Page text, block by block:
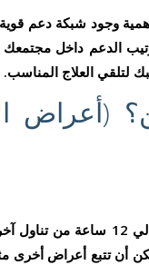
وجود شبكة دعم
الدعم داخل مجتمعك
لتلقي العلاج المناسب.
(أعراض
عادةً ما يكون أول يومين أثناء الانسحاب
أن تتبع أعراض أخرى